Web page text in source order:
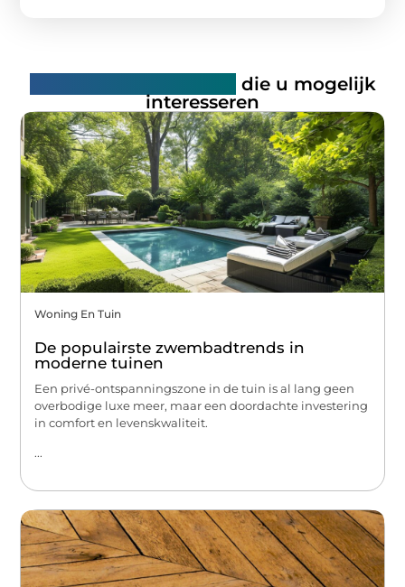
die u mogelijk
interesseren
Woning En Tuin
De populairste zwembadtrends in
moderne tuinen
Een privé-ontspanningszone in de tuin is al lang geen
overbodige luxe meer, maar een doordachte investering
in comfort en levenskwaliteit.
...